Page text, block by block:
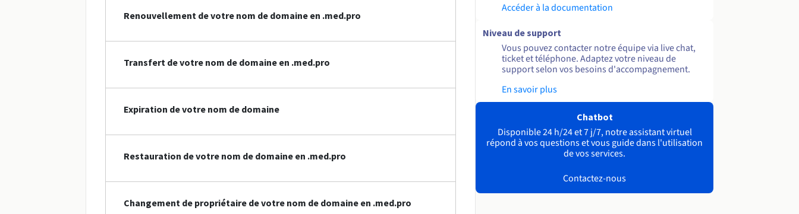
Renouvellement de votre nom de domaine en .med.pro
Transfert de votre nom de domaine en .med.pro
Expiration de votre nom de domaine
Restauration de votre nom de domaine en .med.pro
Changement de propriétaire de votre nom de domaine en .med.pro
Accéder à la documentation
Niveau de support
Vous pouvez contacter notre équipe via live chat,
ticket et téléphone. Adaptez votre niveau de
support selon vos besoins d'accompagnement.
En savoir plus
Chatbot
Disponible 24 h/24 et 7 j/7, notre assistant virtuel
répond à vos questions et vous guide dans l'utilisation
de vos services.
Contactez-nous